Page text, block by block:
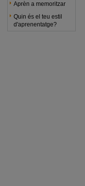
Aprèn a memoritzar
Quin és el teu estil
d'aprenentatge?